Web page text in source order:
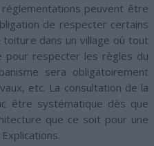
réglementations peuvent être
de respecter certains
dans un village où tout
pour respecter les règles du
sera obligatoirement
etc. La consultation de la
être systématique dès que
que ce soit pour une